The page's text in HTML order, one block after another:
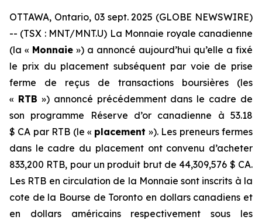
OTTAWA, Ontario, 03 sept. 2025 (GLOBE NEWSWIRE)
-- (TSX : MNT/MNT.U) La Monnaie royale canadienne
(la « Monnaie ») a annoncé aujourd’hui qu’elle a fixé
le prix du placement subséquent par voie de prise
ferme de reçus de transactions boursières (les
« RTB ») annoncé précédemment dans le cadre de
son programme Réserve d’or canadienne à 53.18
$ CA par RTB (le « placement »). Les preneurs fermes
dans le cadre du placement ont convenu d’acheter
833,200 RTB, pour un produit brut de 44,309,576 $ CA.
Les RTB en circulation de la Monnaie sont inscrits à la
cote de la Bourse de Toronto en dollars canadiens et
en dollars américains respectivement sous les